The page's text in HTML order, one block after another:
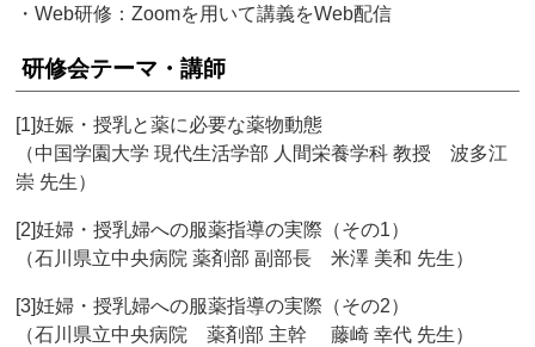
・Web研修：Zoomを用いて講義をWeb配信
研修会テーマ・講師
[1]妊娠・授乳と薬に必要な薬物動態
（中国学園大学 現代生活学部 人間栄養学科 教授 波多江
崇 先生）
[2]妊婦・授乳婦への服薬指導の実際（その1）
（石川県立中央病院 薬剤部 副部長 米澤 美和 先生）
[3]妊婦・授乳婦への服薬指導の実際（その2）
（石川県立中央病院 薬剤部 主幹 藤崎 幸代 先生）